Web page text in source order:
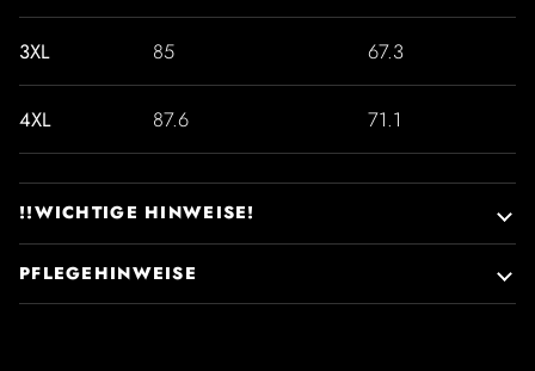
3XL 85 67.3
4XL 87.6 71.1
!!WICHTIGE HINWEISE!
PFLEGEHINWEISE